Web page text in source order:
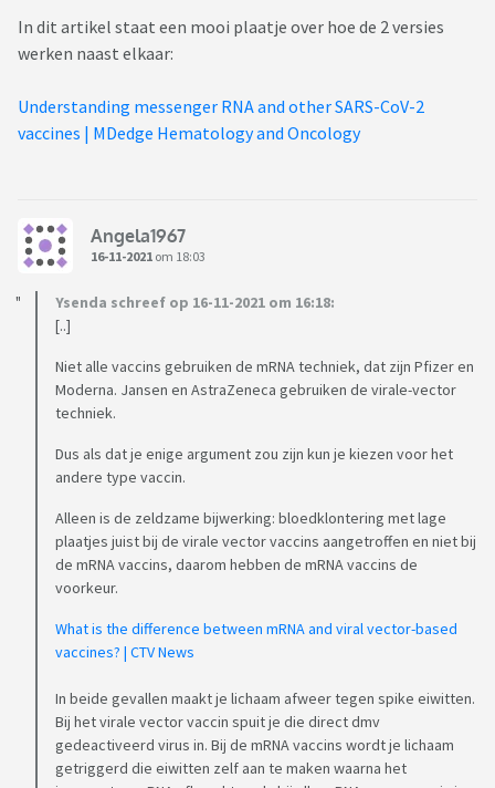
In dit artikel staat een mooi plaatje over hoe de 2 versies
werken naast elkaar:
Understanding messenger RNA and other SARS-CoV-2
vaccines | MDedge Hematology and Oncology
Angela1967
16-11-2021 om 18:03
Ysenda schreef op 16-11-2021 om 16:18:
[..]
Niet alle vaccins gebruiken de mRNA techniek, dat zijn Pfizer en
Moderna. Jansen en AstraZeneca gebruiken de virale-vector
techniek.
Dus als dat je enige argument zou zijn kun je kiezen voor het
andere type vaccin.
Alleen is de zeldzame bijwerking: bloedklontering met lage
plaatjes juist bij de virale vector vaccins aangetroffen en niet bij
de mRNA vaccins, daarom hebben de mRNA vaccins de
voorkeur.
What is the difference between mRNA and viral vector-based
vaccines? | CTV News
In beide gevallen maakt je lichaam afweer tegen spike eiwitten.
Bij het virale vector vaccin spuit je die direct dmv
gedeactiveerd virus in. Bij de mRNA vaccins wordt je lichaam
getriggerd die eiwitten zelf aan te maken waarna het